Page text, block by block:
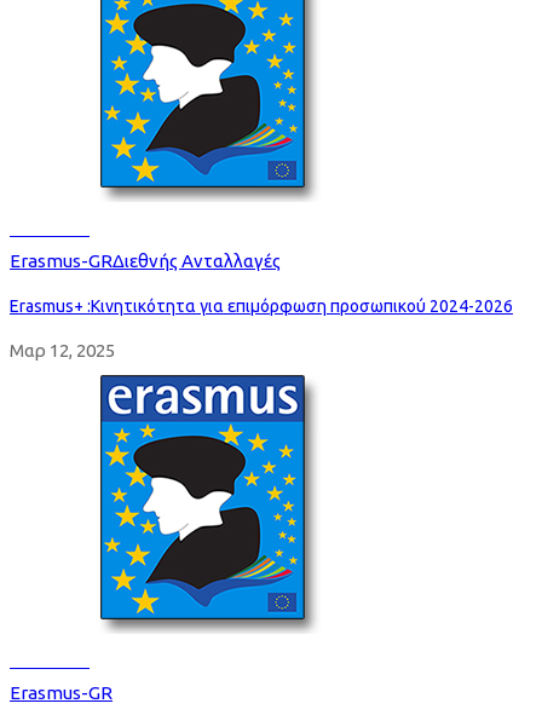
Erasmus-GRΔιεθνής Ανταλλαγές
Erasmus+ :Κινητικότητα για επιμόρφωση προσωπικού 2024-2026
Μαρ 12, 2025
Erasmus-GR